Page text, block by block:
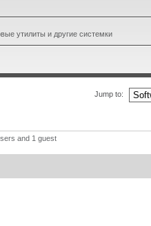
утилиты и другие системки
Jump to:
and 1 guest